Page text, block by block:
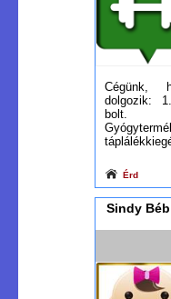
Cégünk,
dolgozik:
bolt.
Érd
Sindy